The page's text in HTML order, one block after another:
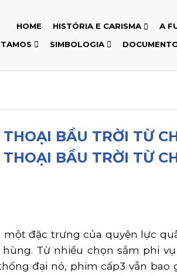
HOME HISTÓRIA E CARISMA A
SIMBOLOGIA
BẦU TRỜI TỪ
BẦU TRỜI TỪ
đặc trưng của quyện lực
Từ nhiều chọn sắm phi
đại nó, phim cấp3 vẫn